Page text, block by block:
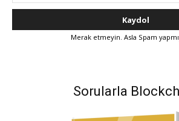
Merak etmeyin. Asla Spam
Sorularla